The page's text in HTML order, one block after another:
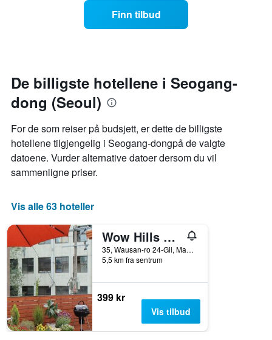
X-
akse
viser
Diagrammets
1
Y-
akse
viser
for
rom
Finn tilbud
De billigste hotellene i Seogang-
dong (Seoul)
For de som reiser på budsjett, er dette de billigste
hotellene tilgjengelig i Seogang-dongpå de valgte
datoene. Vurder alternative datoer dersom du vil
sammenligne priser.
Vis alle 63 hoteller
Wow Hills Guest House
35, Wausan-ro 24-Gil, Mapo-gu, Seoul, Sør-Korea
5,5 km fra sentrum
399 kr
Vis tilbud